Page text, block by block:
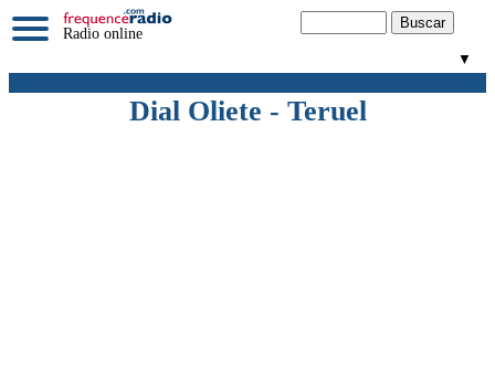
Radio online
▼
Dial Oliete - Teruel